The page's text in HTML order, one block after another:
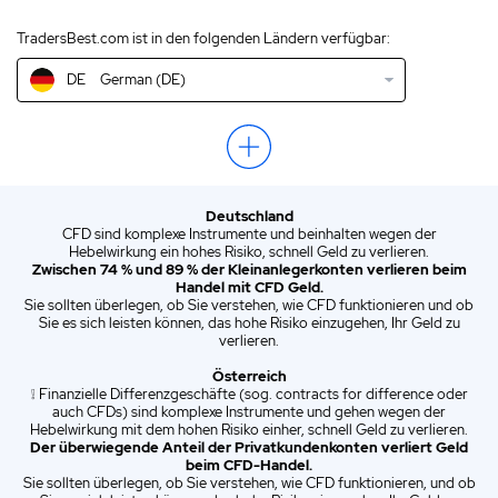
TradersBest.com ist in den folgenden Ländern verfügbar:
NZ English (NZ)
US English (US)
IT Italian (IT)
DE German (DE)
Deutschland
CFD sind komplexe Instrumente und beinhalten wegen der
Hebelwirkung ein hohes Risiko, schnell Geld zu verlieren.
Zwischen 74 % und 89 % der Kleinanlegerkonten verlieren beim
Handel mit CFD Geld.
Sie sollten überlegen, ob Sie verstehen, wie CFD funktionieren und ob
Sie es sich leisten können, das hohe Risiko einzugehen, Ihr Geld zu
verlieren.
Österreich
❕ Finanzielle Differenzgeschäfte (sog. contracts for difference oder
auch CFDs) sind komplexe Instrumente und gehen wegen der
Hebelwirkung mit dem hohen Risiko einher, schnell Geld zu verlieren.
Der überwiegende Anteil der Privatkundenkonten verliert Geld
beim CFD-Handel.
Sie sollten überlegen, ob Sie verstehen, wie CFD funktionieren, und ob